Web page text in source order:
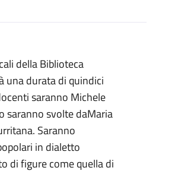
della Biblioteca
una durata di quindici
saranno Michele
saranno svolte daMaria
Saranno
in dialetto
di figure come quella di